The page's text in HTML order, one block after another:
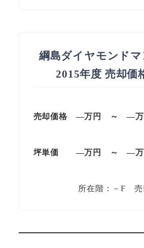
綱島ダイヤモンド
2015年度 売却価
売却価格 —万円 ～ —万
坪単価 —万円 ～ —万
所在階：－F 売